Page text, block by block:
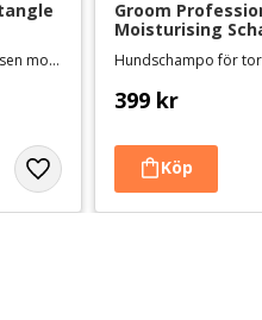
Förebygger tovbildning och skyddar pälsen mot slitage
Groom
Moisturising
399 kr